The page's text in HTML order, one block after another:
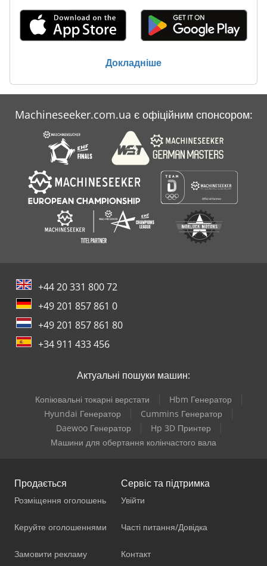
Докладніше
Machineseeker.com.ua є офіційним спонсором:
+44 20 331 800 72
+49 201 857 861 0
+49 201 857 861 80
+34 911 433 456
Актуальні пошуки машин:
Копіювальні токарні верстати
Hbm Генератор
Hyundai Генератор
Cummins Генератор
Daewoo Генератор
Hp 3D Принтер
Машини для обертання колінчастого вала
Продається
Розміщення оголошень
Керуйте оголошеннями
Замовити рекламу
Сервіс та підтримка
Увійти
Часті питання/Довідка
Контакт